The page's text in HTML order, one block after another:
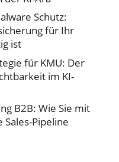
Schutz:
für Ihr
ist
für KMU: Der
im KI-
B2B: Wie Sie mit
Pipeline